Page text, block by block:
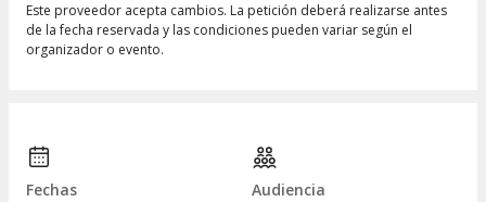
Este proveedor acepta cambios. La petición deberá realizarse antes
de la fecha reservada y las condiciones pueden variar según el
organizador o evento.
Fechas
Audiencia